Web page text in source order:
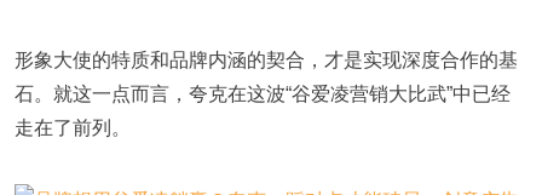
形象大使的特质和品牌内涵的契合，才是实现深度合作的基
石。就这一点而言，夸克在这波“谷爱凌营销大比武”中已经
走在了前列。